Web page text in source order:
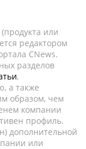
или
редактором
CNews.
разделов
,
а также
образом, чем
компании
профиль.
дополнительной
или